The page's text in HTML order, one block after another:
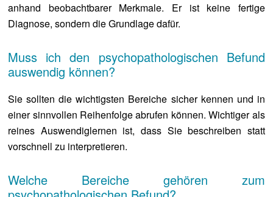
anhand beobachtbarer Merkmale. Er ist keine fertige
Diagnose, sondern die Grundlage dafür.
Muss ich den psychopathologischen Befund
auswendig können?
Sie sollten die wichtigsten Bereiche sicher kennen und in
einer sinnvollen Reihenfolge abrufen können. Wichtiger als
reines Auswendiglernen ist, dass Sie beschreiben statt
vorschnell zu interpretieren.
Welche Bereiche gehören zum